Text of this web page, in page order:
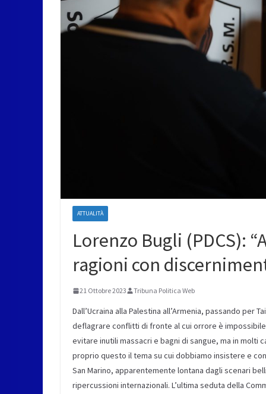
ATTUALITÀ
Lorenzo Bugli (PDCS):
ragioni con
21 Ottobre 2023 Tribuna Politica Web
Dall’Ucraina alla Palestina all’Armenia, passando per
deflagrare conflitti di fronte al cui orrore è
evitare inutili massacri e bagni di sangue, ma in molti
proprio questo il tema su cui dobbiamo insistere e
San Marino, apparentemente lontana dagli scenari
ripercussioni internazionali. L’ultima seduta della